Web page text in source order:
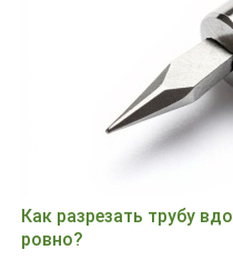
Как разрезать трубу
ровно?